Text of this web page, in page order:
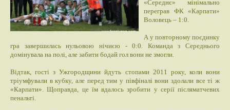
«Середнє» мінімально
переграв ФК «Карпати»
Воловець – 1:0.
А у повторному поєдинку
гра завершилась нульовою нічиєю - 0:0. Команда з Середнього
домінувала на полі, але забити бодай гол вони не змогли.
Відтак, гості з Ужгородщини йдуть стопами 2011 року, коли вони
тріумфували в кубку, але перед тим у півфіналі вони здолали все ті ж
«Карпати». Щоправда, це їм вдалось зробити у серії післяматчевих
пенальті.